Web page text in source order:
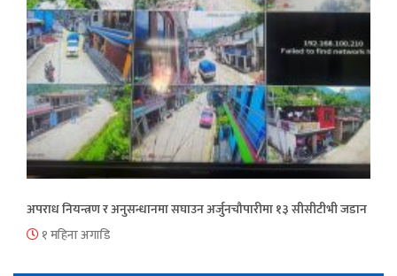
अपराध नियन्त्रण र अनुसन्धानमा सघाउन अर्जुनचौपारीमा १३ सीसीटीभी जडान
१ महिना अगाडि